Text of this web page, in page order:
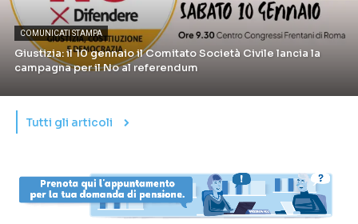
COMUNICATI STAMPA
Giustizia: il 10 gennaio il Comitato Società Civile lancia la
campagna per il No al referendum
Tutti gli articoli